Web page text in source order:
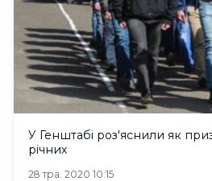
У Генштабі роз'яснили як
річних
28 тра. 2020 10:15